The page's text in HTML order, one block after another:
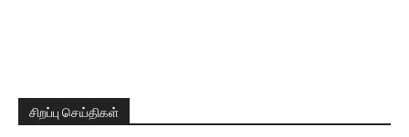
சிறப்பு செய்திகள்